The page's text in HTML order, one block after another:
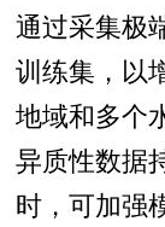
通过采集极
训练集，以
地域和多个
异质性数据
时，可加强